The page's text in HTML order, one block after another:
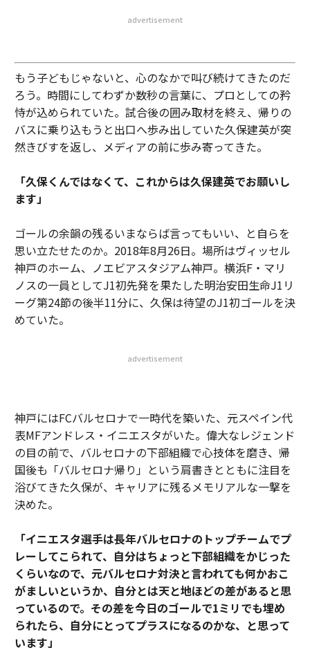
advertisement
もう子どもじゃないと、心のなかで叫び続けてきたのだ
ろう。時間にしてわずか数秒の言葉に、プロとしての矜
恃が込められていた。試合後の囲み取材を終え、帰りの
バスに乗り込もうと出口へ歩み出していた久保建英が突
然きびすを返し、メディアの前に歩み寄ってきた。
「久保くんではなくて、これからは久保建英でお願いし
ます」
ゴールの余韻の残るいまならば言ってもいい、と自らを
思い立たせたのか。2018年8月26日。場所はヴィッセル
神戸のホーム、ノエビアスタジアム神戸。横浜F・マリ
ノスの一員としてJ1初先発を果たした明治安田生命J1リ
ーグ第24節の後半11分に、久保は待望のJ1初ゴールを決
めていた。
advertisement
神戸にはFCバルセロナで一時代を築いた、元スペイン代
表MFアンドレス・イニエスタがいた。偉大なレジェンド
の目の前で、バルセロナの下部組織で心技体を磨き、帰
国後も「バルセロナ帰り」という肩書きとともに注目を
浴びてきた久保が、キャリアに残るメモリアルな一撃を
決めた。
「イニエスタ選手は長年バルセロナのトップチームでプ
レーしてこられて、自分はちょっと下部組織をかじった
くらいなので、元バルセロナ対決と言われても何かおこ
がましいというか、自分とは天と地ほどの差があると思
っているので。その差を今日のゴールで1ミリでも埋め
られたら、自分にとってプラスになるのかな、と思って
います」